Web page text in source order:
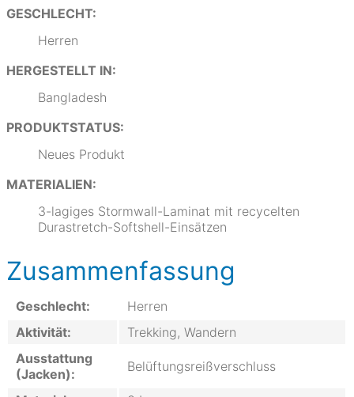
GESCHLECHT:
Herren
HERGESTELLT IN:
Bangladesh
PRODUKTSTATUS:
Neues Produkt
MATERIALIEN:
3-lagiges Stormwall-Laminat mit recycelten
Durastretch-Softshell-Einsätzen
Zusammenfassung
Geschlecht:
Herren
Aktivität:
Trekking, Wandern
Ausstattung
(Jacken):
Belüftungsreißverschluss